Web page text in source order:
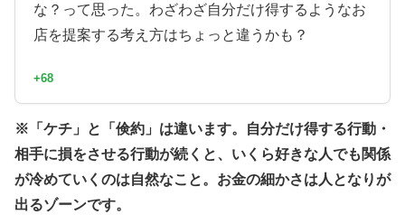
な？って思った。わざわざ自分だけ得するようなお
店を提案する考え方はちょっと違うかも？
+68
※「ケチ」と「倹約」は違います。自分だけ得する行動・
相手に損をさせる行動が続くと、いくら好きな人でも関係
が冷めていくのは自然なこと。お金の細かさは人となりが
出るゾーンです。